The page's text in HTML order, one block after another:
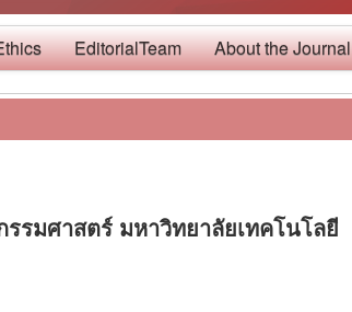
EditorialTeam About the Journal
รมศาสตร์ มหาวิทยาลัยเทคโนโลยี